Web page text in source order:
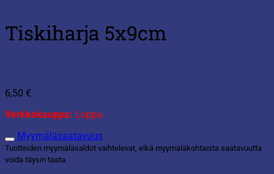
Tiskiharja 5x9cm
6,50 €
Verkkokauppa: Loppu
Myymäläsaatavuus
Tuotteiden myymäläsaldot vaihtelevat, eikä myymäläkohtaista saatavuutta
voida täysin taata.